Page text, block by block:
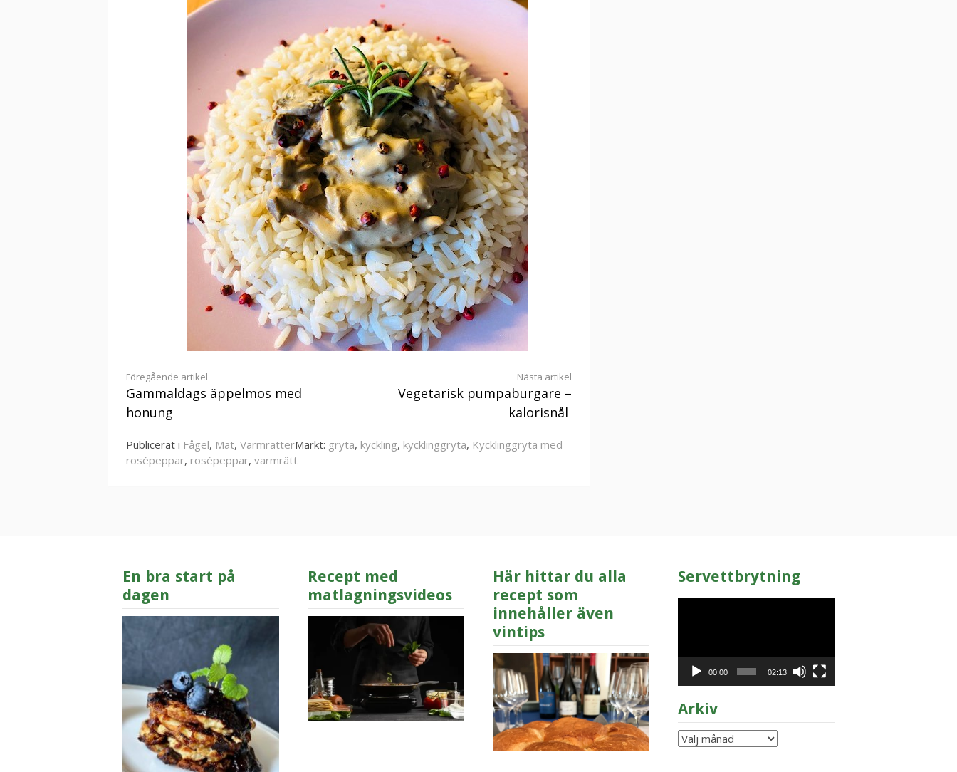
Fortsätt
läsa
Föregående artikel
Gammaldags äppelmos med
honung
Nästa artikel
Vegetarisk pumpaburgare –
kalorisnål
Publicerat i Fågel, Mat, VarmrätterMärkt: gryta, kyckling, kycklinggryta, Kycklinggryta med
rosépeppar, rosépeppar, varmrätt
En bra start på
dagen
Recept med
matlagningsvideos
Här hittar du alla
recept som
innehåller även
vintips
Servettbrytning
00:00 02:13
Arkiv
Arkiv